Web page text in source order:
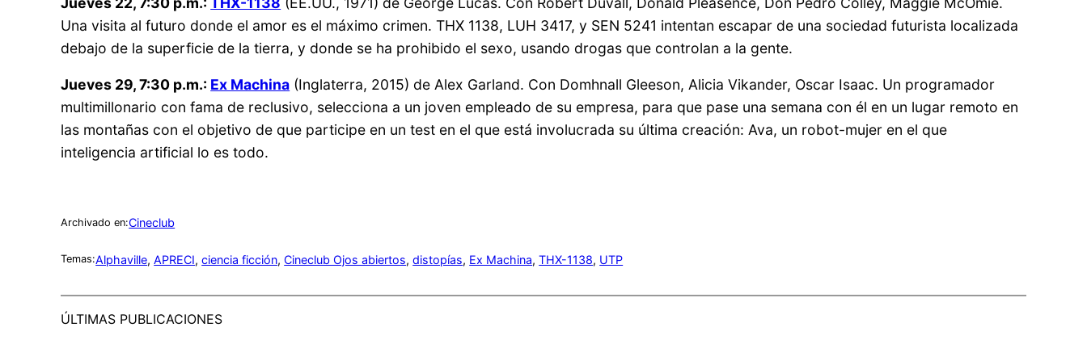
Una visita al futuro donde el amor es el máximo crimen. THX 1138, LUH 3417, y SEN 5241 intentan escapar de una sociedad futurista localizada
debajo de la superficie de la tierra, y donde se ha prohibido el sexo, usando drogas que controlan a la gente.
Jueves 29, 7:30 p.m.: Ex Machina (Inglaterra, 2015) de Alex Garland. Con Domhnall Gleeson, Alicia Vikander, Oscar Isaac. Un programador
multimillonario con fama de reclusivo, selecciona a un joven empleado de su empresa, para que pase una semana con él en un lugar remoto en
las montañas con el objetivo de que participe en un test en el que está involucrada su última creación: Ava, un robot-mujer en el que
inteligencia artificial lo es todo.
Archivado en:Cineclub
Temas:Alphaville, APRECI, ciencia ficción, Cineclub Ojos abiertos, distopías, Ex Machina, THX-1138, UTP
ÚLTIMAS PUBLICACIONES